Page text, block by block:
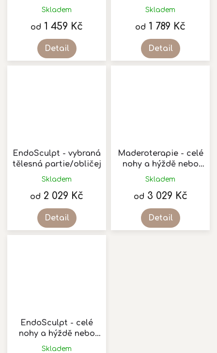
Skladem
od 1 459 Kč
Detail
Skladem
od 1 789 Kč
Detail
EndoSculpt - vybraná
tělesná partie/obličej
Skladem
od 2 029 Kč
Detail
Maderoterapie - celé
nohy a hýždě nebo
vrchní část těla
Skladem
od 3 029 Kč
Detail
EndoSculpt - celé
nohy a hýždě nebo
vrchní část těla
Skladem